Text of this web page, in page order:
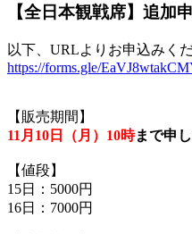
【全日本観戦席】追加
以下、URLよりお申込みくだ
https://forms.gle/
【販売期間】
11月10日（月）10時まで申
【値段】
15日：5000円
16日：7000円